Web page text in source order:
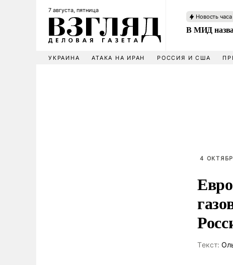
7 августа, пятница
Новость часа
В МИД
УКРАИНА АТАКА НА ИРАН РОССИЯ И США
4
Tекст: